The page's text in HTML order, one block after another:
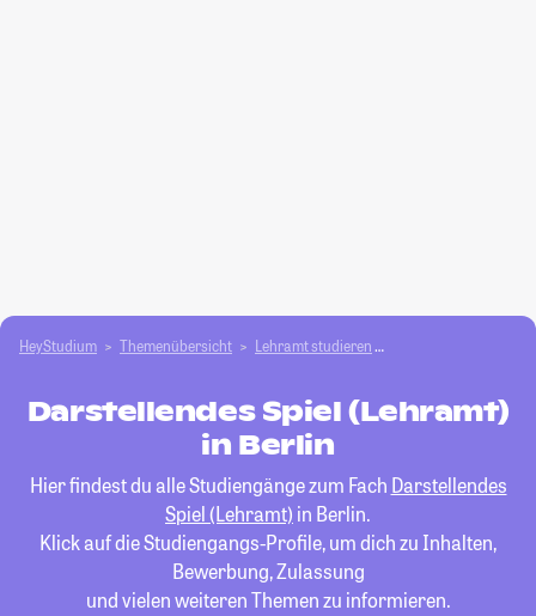
HeyStudium Themenübersicht Lehramt studieren
Darstellendes Spiel (Lehramt)
in Berlin
Hier findest du alle Studiengänge zum Fach Darstellendes
Spiel (Lehramt) in Berlin.
Klick auf die Studiengangs-Profile, um dich zu Inhalten,
Bewerbung, Zulassung
und vielen weiteren Themen zu informieren.